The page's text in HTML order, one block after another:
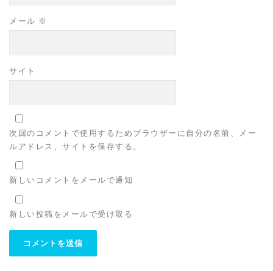
メール ※
サイト
次回のコメントで使用するためブラウザーに自分の名前、メー
ルアドレス、サイトを保存する。
新しいコメントをメールで通知
新しい投稿をメールで受け取る